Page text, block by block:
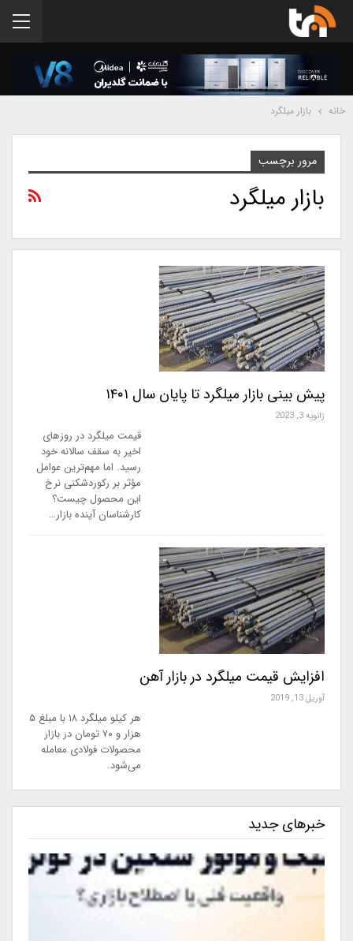
خانه بازار میلگرد
مرور برچسب
بازار میلگرد
پیش بینی بازار میلگرد تا پایان سال ۱۴۰۱
ژانویه 3, 2023
قیمت میلگرد در روزهای
اخیر به سقف سالانه خود
رسید. اما مهم‌ترین عوامل
مؤثر بر رکوردشکنی نرخ
این محصول چیست؟
کارشناسان آینده بازار…
افزایش قیمت میلگرد در بازار آهن
آوریل 13, 2019
هر کیلو میلگرد ۱۸ با مبلغ ۵
هزار و ۷۰ تومان در بازار
محصولات فولادی معامله
می‌شود.
خبرهای جدید